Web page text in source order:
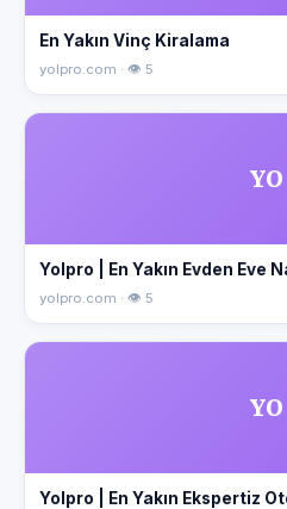
En Yakın Vinç Kiralama
yolpro.com · 👁 5
YO
Yolpro | En Yakın Evden Eve
yolpro.com · 👁 5
YO
Yolpro | En Yakın Ekspertiz